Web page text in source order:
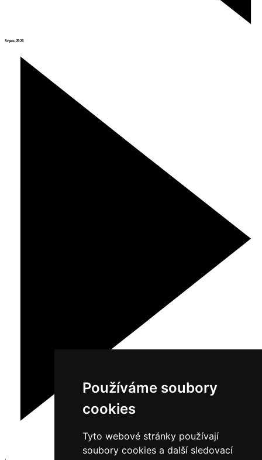
Používáme soubory
cookies
Tyto webové stránky používají
soubory cookies a další sledovací
Srpen 2026